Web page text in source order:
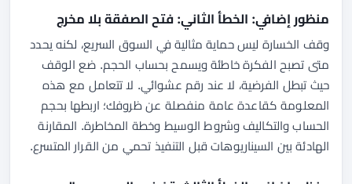
منظور إضافي: الخطأ الثاني: فتح الصفقة بلا مخرج
وقف الخسارة ليس حماية مثالية في السوق السريع، لكنه يحدد
متى تصبح الفكرة خاطئة ويسمح بحساب الحجم. ضع الوقف
حيث تبطل الفرضية، لا عند رقم عشوائي. لا تتعامل مع هذه
المعلومة كقاعدة عامة منفصلة عن ظروفك؛ اربطها بحجم
الحساب والتكاليف وشروط الوسيط وخطة المخاطرة. المقارنة
الهادئة بين السيناريوهات قبل التنفيذ تحمي من القرار المتسرع.